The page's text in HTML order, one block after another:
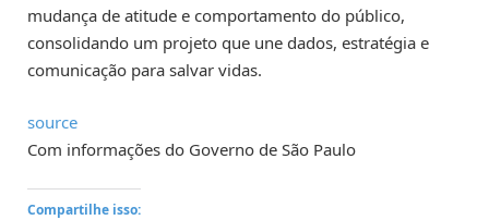
mudança de atitude e comportamento do público,
consolidando um projeto que une dados, estratégia e
comunicação para salvar vidas.
source
Com informações do Governo de São Paulo
Compartilhe isso: